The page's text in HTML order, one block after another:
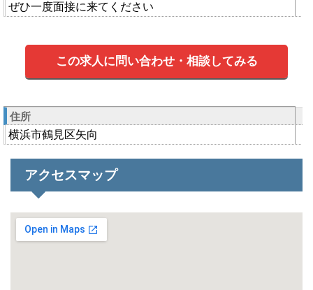
ぜひ一度面接に来てください
この求人に問い合わせ・相談してみる
住所
横浜市鶴見区矢向
アクセスマップ